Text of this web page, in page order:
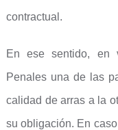
contractual.
En ese sentido, en
Penales una de las
calidad de arras a la
su obligación. En